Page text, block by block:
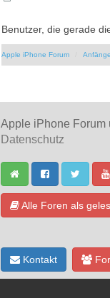
Benutzer, die gerade
Apple iPhone Forum
Apple iPhone Forum
Datenschutz
Alle Foren als
Kontakt